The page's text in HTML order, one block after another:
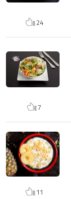
24
7
11